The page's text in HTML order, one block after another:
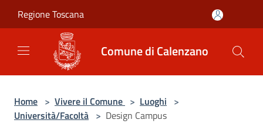
Regione Toscana
Comune di Calenzano
Home > Vivere il Comune > Luoghi >
Università/Facoltà > Design Campus